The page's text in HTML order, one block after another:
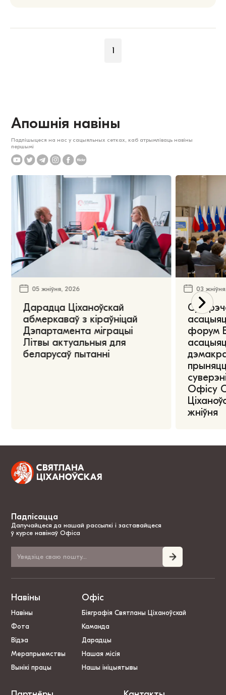
1
Апошнія навіны
Падпішыцеся на нас у сацыяльных сетках, каб атрымліваць навіны
першымі
05 жніўня, 2026
Дарадца Ціханоўскай
абмеркаваў з кіраўніцай
Дэпартамента міграцыі
Літвы актуальныя для
беларусаў пытанні
03
форум
Офісу
жніўня
Падпісацца
Далучайцеся да нашай рассылкі і заставайцеся
ў курсе навінаў Офіса
Навіны
Навіны
Фота
Відэа
Мерапрыемствы
Вынікі працы
Офіс
Біяграфія Святланы Ціханоўскай
Каманда
Дарадцы
Нашая місія
Нашы ініцыятывы